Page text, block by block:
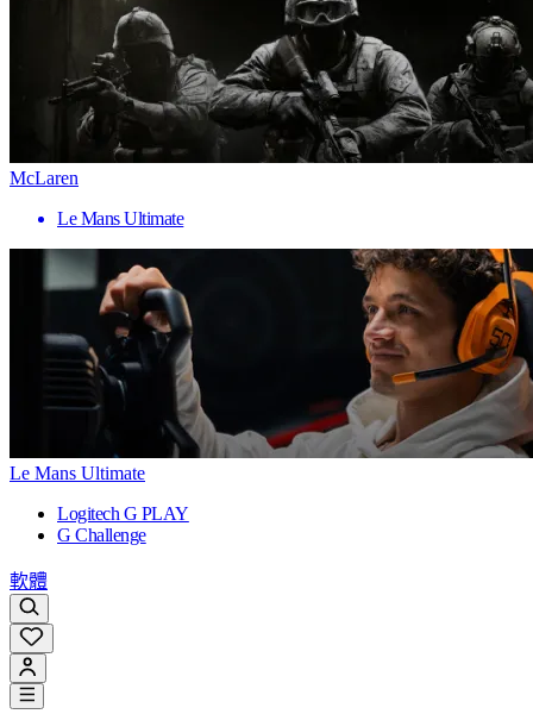
McLaren
Le Mans Ultimate
Le Mans Ultimate
Logitech G PLAY
G Challenge
軟體